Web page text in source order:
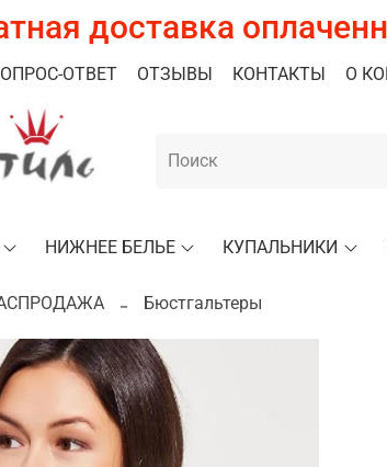
доставка
ОТВЕТ ОТЗЫВЫ КОНТАКТЫ О
НИЖНЕЕ БЕЛЬЕ КУПАЛЬНИКИ
Бюстгальтеры